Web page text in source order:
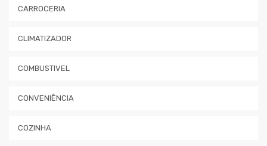
CARROCERIA
CLIMATIZADOR
COMBUSTIVEL
CONVENIÊNCIA
COZINHA